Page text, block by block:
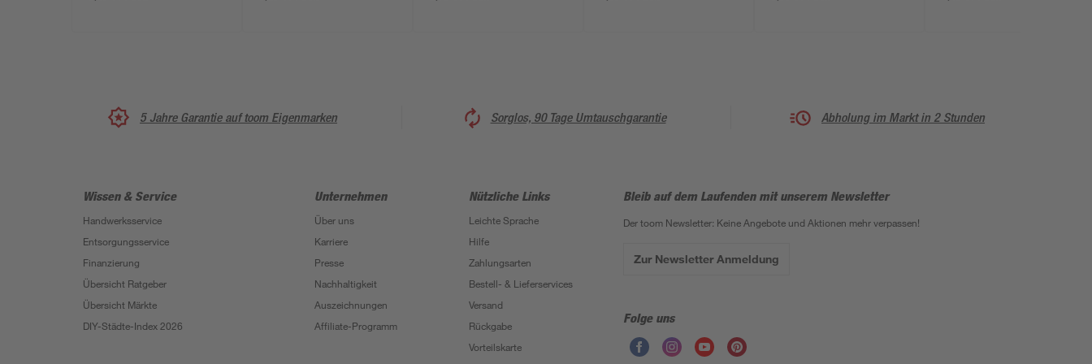
5 Jahre Garantie auf toom Eigenmarken Sorglos, 90 Tage Umtauschgarantie Abholung im Markt in 2 Stunden
Wissen & Service
Handwerksservice
Entsorgungsservice
Finanzierung
Übersicht Ratgeber
Übersicht Märkte
DIY-Städte-Index 2026
Unternehmen
Über uns
Karriere
Presse
Nachhaltigkeit
Auszeichnungen
Affiliate-Programm
Nützliche Links
Leichte Sprache
Hilfe
Zahlungsarten
Bestell- & Lieferservices
Versand
Rückgabe
Vorteilskarte
Bleib auf dem Laufenden mit unserem Newsletter
Der toom Newsletter: Keine Angebote und Aktionen mehr verpassen!
Zur Newsletter Anmeldung
Folge uns